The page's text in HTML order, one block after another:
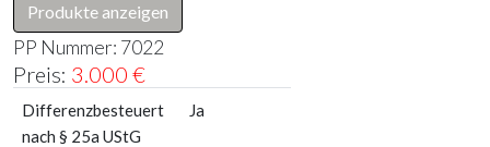
Produkte anzeigen
PP Nummer: 7022
Preis: 3.000 €
Differenzbesteuert
nach § 25a UStG
Ja